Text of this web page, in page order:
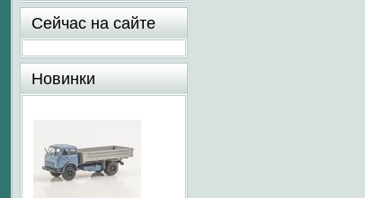
Сейчас на сайте
Новинки